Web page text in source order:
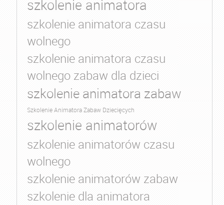
szkolenie animatora
szkolenie animatora czasu
wolnego
szkolenie animatora czasu
wolnego zabaw dla dzieci
szkolenie animatora zabaw
Szkolenie Animatora Zabaw Dziecięcych
szkolenie animatorów
szkolenie animatorów czasu
wolnego
szkolenie animatorów zabaw
szkolenie dla animatora